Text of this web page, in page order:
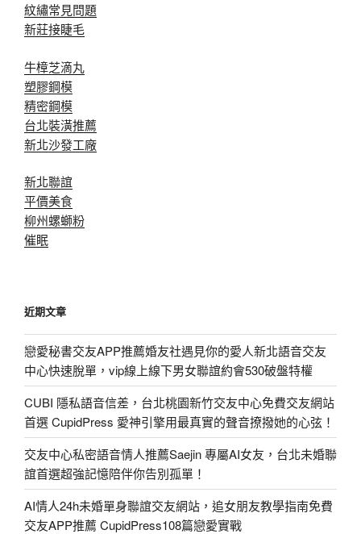
紋繡常見問題
新莊接睫毛
牛樟芝滴丸
塑膠鋼模
精密鋼模
台北裝潢推薦
新北沙發工廠
新北聯誼
平價美食
柳州螺螄粉
催眠
近期文章
戀愛秘書交友APP推薦婚友社遇見你的愛人新北語音交友
中心快速脫單，vip線上線下男女聯誼約會530破盤特權
CUBI 隱私語音信差，台北桃園新竹交友中心免費交友網站
首選 CupidPress 愛神引擎用最真實的聲音撩撥她的心弦！
交友中心私密語音情人推薦Saejin 專屬AI女友，台北未婚聯
誼首選超強記憶陪伴你告別孤單！
AI情人24h未婚單身聯誼交友網站，追女朋友教學指南免費
交友APP推薦 CupidPress108篇戀愛實戰